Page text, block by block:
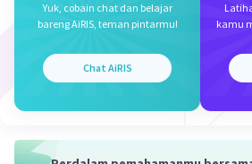
Yuk, cobain chat dan belajar
bareng AiRIS, teman pintarmu!
Chat AiRIS
kamu